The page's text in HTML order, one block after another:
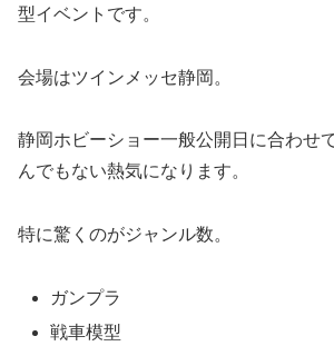
型イベントです。
会場はツインメッセ静岡。
静岡ホビーショー一般公開日に合わせ
んでもない熱気になります。
特に驚くのがジャンル数。
ガンプラ
戦車模型